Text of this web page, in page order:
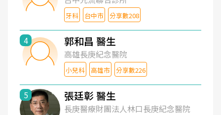
牙科 台中市 分享數208
4 郭和昌 醫生
高雄長庚紀念醫院
小兒科 高雄市 分享數226
5 張廷彰 醫生
長庚醫療財團法人林口長庚紀念醫院